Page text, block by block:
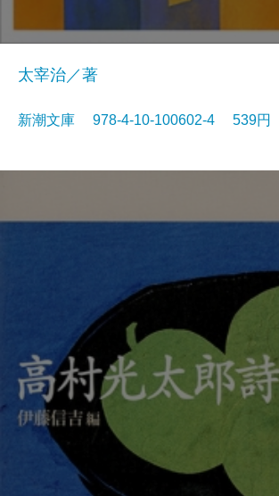
太宰治／著
新潮文庫 978-4-10-100602-4 539円